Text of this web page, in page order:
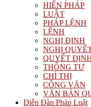
HIẾN PHÁP
LUẬT
PHÁP LỆNH
LỆNH
NGHỊ ĐỊNH
NGHỊ
QUYẾT
THÔNG TƯ
CHỈ THỊ
CÔNG VĂN
VĂN BẢN
Diễn Đàn Pháp Luật